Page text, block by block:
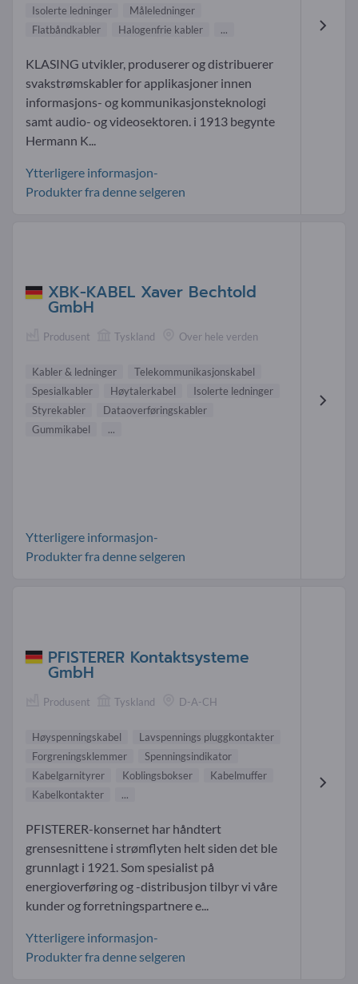
Isolerte ledninger
Måleledninger
Flatbåndkabler
Halogenfrie kabler ...
KLASING utvikler, produserer og distribuerer
svakstrømskabler for applikasjoner innen
informasjons- og kommunikasjonsteknologi
samt audio- og videosektoren. i 1913 begynte
Hermann K...
Ytterligere informasjon-
Produkter fra denne selgeren
XBK-KABEL Xaver Bechtold
GmbH
Produsent Tyskland Over hele verden
Kabler & ledninger
Telekommunikasjonskabel
Spesialkabler
Høytalerkabel
Isolerte ledninger
Styrekabler
Dataoverføringskabler
Gummikabel
...
Ytterligere informasjon-
Produkter fra denne selgeren
PFISTERER Kontaktsysteme
GmbH
Produsent Tyskland D-A-CH
Høyspenningskabel
Lavspennings pluggkontakter
Forgreningsklemmer
Spenningsindikator
Kabelgarnityrer
Koblingsbokser
Kabelmuffer
Kabelkontakter
...
PFISTERER-konsernet har håndtert
grensesnittene i strømflyten helt siden det ble
grunnlagt i 1921. Som spesialist på
energioverføring og -distribusjon tilbyr vi våre
kunder og forretningspartnere e...
Ytterligere informasjon-
Produkter fra denne selgeren